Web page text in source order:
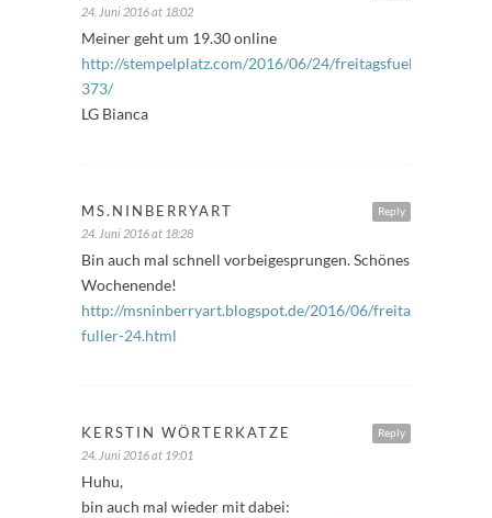
24. Juni 2016 at 18:02
Meiner geht um 19.30 online
http://stempelplatz.com/2016/06/24/freitagsfueller-
373/
LG Bianca
Reply
MS.NINBERRYART
24. Juni 2016 at 18:28
Bin auch mal schnell vorbeigesprungen. Schönes
Wochenende!
http://msninberryart.blogspot.de/2016/06/freitags-
fuller-24.html
Reply
KERSTIN WÖRTERKATZE
24. Juni 2016 at 19:01
Huhu,
bin auch mal wieder mit dabei: